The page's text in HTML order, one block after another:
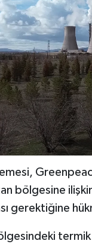
bölgesine
gerektiğine